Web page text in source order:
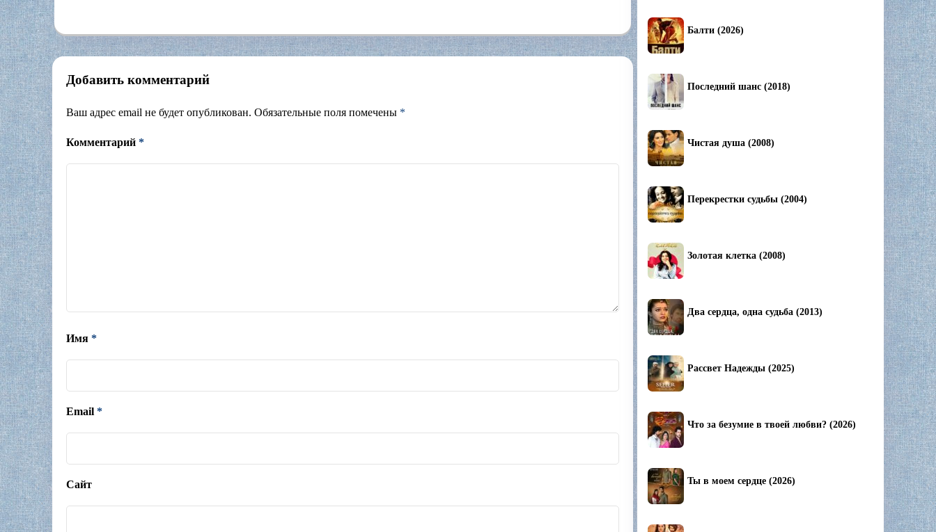
Добавить комментарий
Ваш адрес email не будет опубликован. Обязательные поля помечены *
Комментарий *
Имя *
Email *
Сайт
Балти (2026)
Последний шанс (2018)
Чистая душа (2008)
Перекрестки судьбы (2004)
Золотая клетка (2008)
Два сердца, одна судьба (2013)
Рассвет Надежды (2025)
Что за безумие в твоей любви? (2026)
Ты в моем сердце (2026)